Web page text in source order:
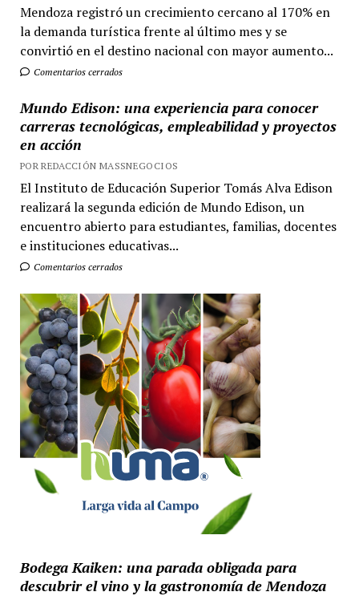
Mendoza registró un crecimiento cercano al 170% en
la demanda turística frente al último mes y se
convirtió en el destino nacional con mayor aumento...
Comentarios cerrados
Mundo Edison: una experiencia para conocer
carreras tecnológicas, empleabilidad y proyectos
en acción
POR REDACCIÓN MASSNEGOCIOS
El Instituto de Educación Superior Tomás Alva Edison
realizará la segunda edición de Mundo Edison, un
encuentro abierto para estudiantes, familias, docentes
e instituciones educativas...
Comentarios cerrados
Bodega Kaiken: una parada obligada para
descubrir el vino y la gastronomía de Mendoza